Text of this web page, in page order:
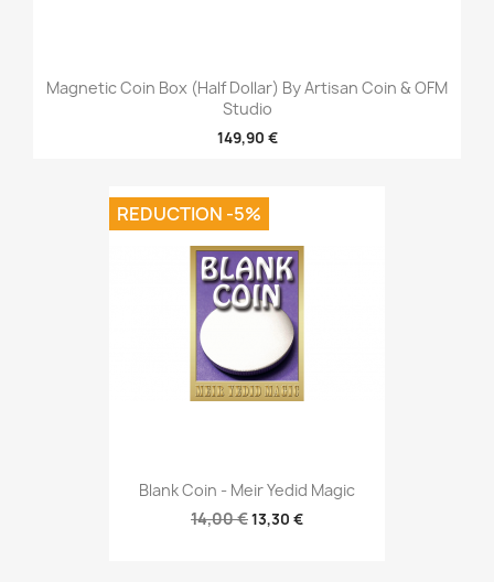
Magnetic Coin Box (Half Dollar) By Artisan Coin & OFM
Studio
149,90 €
Blank Coin - Meir Yedid Magic
14,00 €13,30 €
REDUCTION -5%